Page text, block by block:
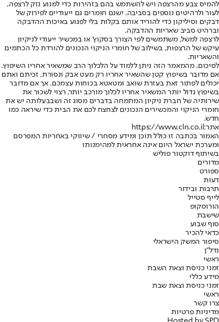
להמיס צבע מהרצפה ויש להשתמש בהם בזהירות כדי למנוע נזק לרצפה,
לעור ולרהיטים נוספים בסביבה. ישנם חומרים גם ייעודיים לפירוק של
דבקים וסיליקון כדי להוריד אותם בקלות בלי לפגוע באיכות ההדבקה
וברהיט סביב שאריות ההדבקה.
לרצפה למשל, משתמשים לפי הצורך בסקוץ’ או במכשיר ייעודי לניקיון
עיקש של הרצפות, בשילוב של חומרי הניקוי הנכונים להורדת כל הכתמים
והשאריות.
לסיכום, מהמאמר הזה ניתן ללמוד על הלכלוך הרב שמשאיר אחריו השיפוץ.
אם מדובר בשיפוץ קטן שהשאיר אחריו רק מעט אבק ונסורת, זכיתם ואתם
יכולים לפתור זאת בעזרת שואב ומטאטא בכוחות עצמכם. אך אם מדובר
בשיפוץ גדול יותר המשאיר אחריו לכלוך מורכב יותר, רצוי לשכור את
שירותיה של חברת ניקיון המתמחה בדברים מסוג זה ושבבעלותה יש את
חומרי הניקוי והמכשירים הנכונים לצחצח לכם את הבית כדי שיראה כמו
חדש.
אתר: https://www.cln.co.il
האמור בכתבה זו כולל תוכן ומידע מסחרי / שיווקי באחריות המפרסם
ומערכת ישראל היום אינה אחראית למהימנותו
בשיתוף דוקטור פוליש
מדורים
ספורט
דעות
תרבות ובידור
לייף סטייל
הורוסקופ
שישבת
סוף שבוע
כדאי להכיר
סיפור המשק הישראלי
נדל"ן
ראשי
זמני כניסת וצאת השבת
מידע כללי
זמני כניסת וצאת שבת
ראשי
צרו קשר
מדיניות פרטיות